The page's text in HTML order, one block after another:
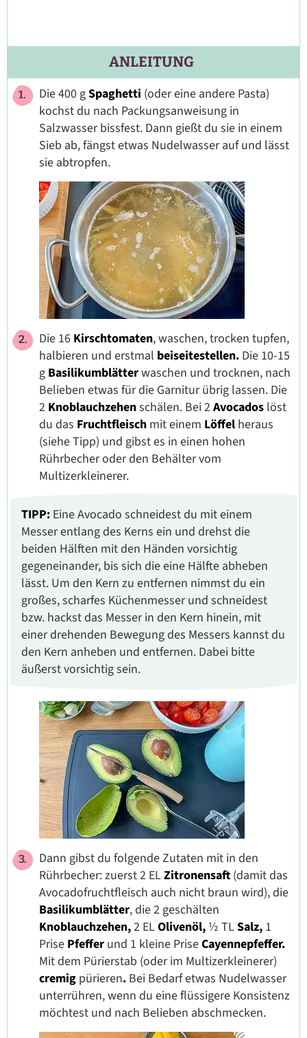
ANLEITUNG
Die 400 gSpaghetti (oder eine andere Pasta)
kochst du nach Packungsanweisung in
Salzwasser bissfest. Dann gießt du sie in einem
Sieb ab, fängst etwas Nudelwasser auf und lässt
sie abtropfen.
Die 16 Kirschtomaten, waschen, trocken tupfen,
halbieren und erstmal beiseitestellen. Die 10-15
g Basilikumblätterwaschen und trocknen, nach
Belieben etwas für die Garnitur übrig lassen. Die
2 Knoblauchzehenschälen. Bei 2Avocados löst
du das Fruchtfleisch mit einem Löffel heraus
(siehe Tipp) und gibst es in einen hohen
Rührbecher oder den Behälter vom
Multizerkleinerer.
TIPP: Eine Avocado schneidest du mit einem
Messer entlang des Kerns ein und drehst die
beiden Hälften mit den Händen vorsichtig
gegeneinander, bis sich die eine Hälfte abheben
lässt. Um den Kern zu entfernen nimmst du ein
großes, scharfes Küchenmesser und schneidest
bzw. hackst das Messer in den Kern hinein, mit
einer drehenden Bewegung des Messers kannst du
den Kern anheben und entfernen. Dabei bitte
äußerst vorsichtig sein.
Dann gibst du folgende Zutaten mit in den
Rührbecher: zuerst 2 ELZitronensaft (damit das
Avocadofruchtfleisch auch nicht braun wird), die
Basilikumblätter, die 2 geschälten
Knoblauchzehen,2 ELOlivenöl, ½ TLSalz, 1
Prise Pfeffer und 1 kleine PriseCayennepfeffer.
Mit dem Pürierstab (oder im Multizerkleinerer)
cremig pürieren. Bei Bedarf etwas Nudelwasser
unterrühren, wenn du eine flüssigere Konsistenz
möchtest und nach Belieben abschmecken.